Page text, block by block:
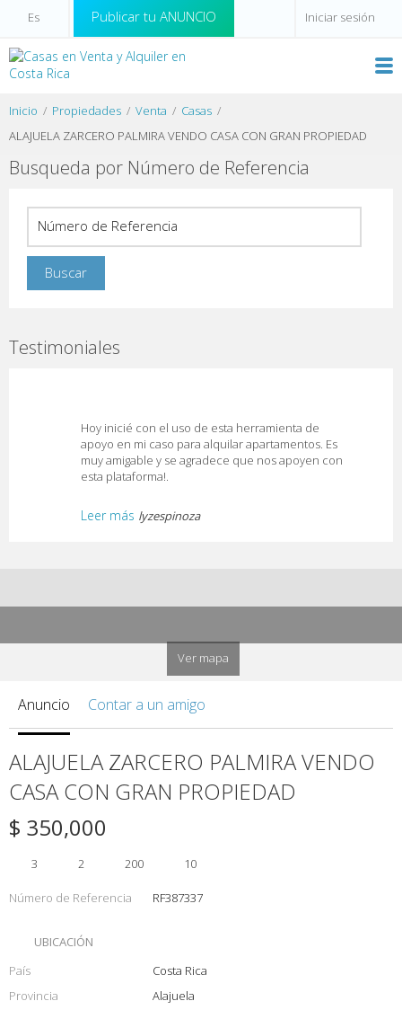
Publicar tu ANUNCIO Iniciar sesión
Inicio Propiedades Venta
Casas
ALAJUELA ZARCERO PALMIRA VENDO CASA CON GRAN PROPIEDAD
Busqueda por Número de Referencia
Testimoniales
Hoy inicié con el uso de esta herramienta de
apoyo en mi caso para alquilar apartamentos. Es
muy amigable y se agradece que nos apoyen con
esta plataforma!.
Leer más lyzespinoza
Ver mapa
Anuncio Contar a un amigo
ALAJUELA ZARCERO PALMIRA VENDO
CASA CON GRAN PROPIEDAD
$ 350,000
3 2 200 10
Número de Referencia RF387337
UBICACIÓN
País
Costa Rica
Provincia
Alajuela